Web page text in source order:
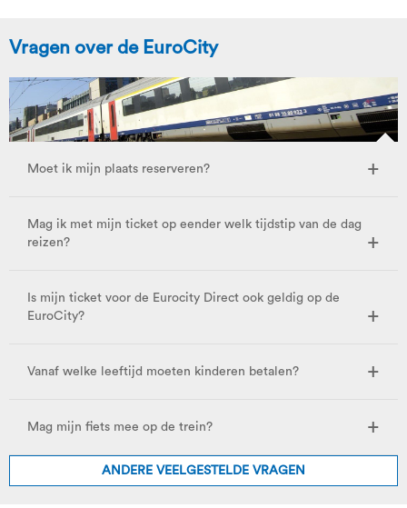
Vragen over de EuroCity
Moet ik mijn plaats reserveren?
Mag ik met mijn ticket op eender welk tijdstip van de dag
reizen?
Is mijn ticket voor de Eurocity Direct ook geldig op de
EuroCity?
Vanaf welke leeftijd moeten kinderen betalen?
Mag mijn fiets mee op de trein?
ANDERE VEELGESTELDE VRAGEN